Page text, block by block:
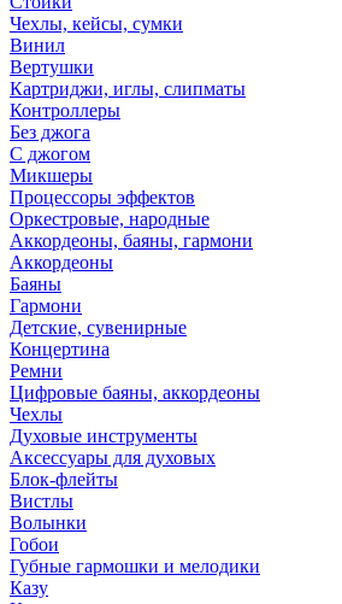
Чехлы, кейсы, сумки
Винил
Вертушки
Картриджи, иглы, слипматы
Контроллеры
Без джога
С джогом
Микшеры
Процессоры эффектов
Оркестровые, народные
Аккордеоны, баяны, гармони
Аккордеоны
Баяны
Гармони
Детские, сувенирные
Концертина
Ремни
Цифровые баяны, аккордеоны
Чехлы
Духовые инструменты
Аксессуары для духовых
Блок-флейты
Вистлы
Волынки
Гобои
Губные гармошки и мелодики
Казу